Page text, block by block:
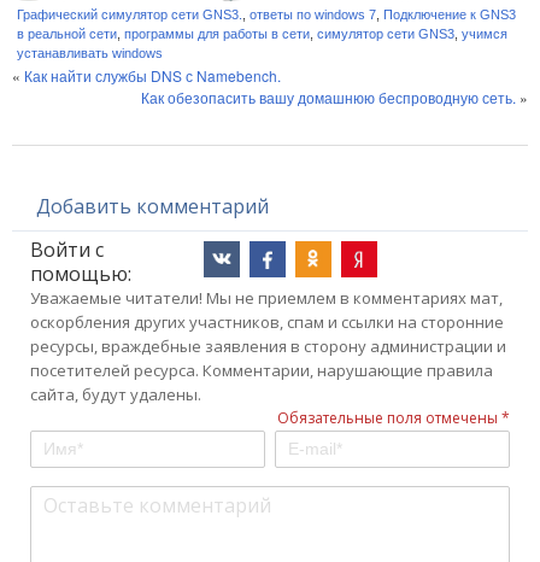
Графический симулятор сети GNS3.
ответы по windows 7 Подключение к GNS3
в реальной сети программы для работы в сети симулятор сети GNS3 учимся
устанавливать windows
« Как найти службы DNS с Namebench.
Как обезопасить вашу домашнюю беспроводную сеть. »
Добавить комментарий
Войти с
помощью:
Уважаемые читатели! Мы не приемлем в комментариях мат,
оскорбления других участников, спам и ссылки на сторонние
ресурсы, враждебные заявления в сторону администрации и
посетителей ресурса. Комментарии, нарушающие правила
сайта, будут удалены.
Обязательные поля отмечены *